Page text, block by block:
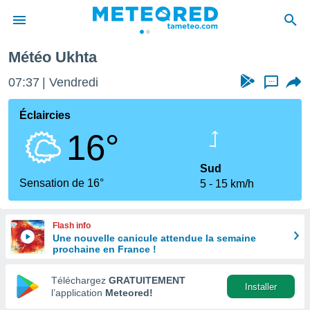
de
en
Météo Ukhta
07:37 Vendredi ...
Éclaircies
16°
Sensation de 16°
Sud
5
15 km/h
Flash info
Une nouvelle canicule attendue la semaine
prochaine en France !
Téléchargez GRATUITEMENT
l’application Meteored!
Installer